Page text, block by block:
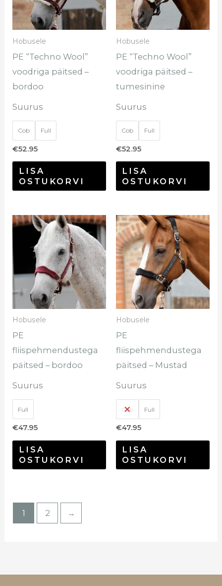
Hobusele
PE “Techno Wool”
voodriga päitsed –
bordoo
Suurus
Cob Full
€52.95
LISA
OSTUKORVI
varianti.
Valikuid
saab
tootelehel.
Hobusele
PE “Techno Wool”
voodriga päitsed –
tumesinine
Suurus
Cob Full
€52.95
LISA
OSTUKORVI
Hobusele
PE
fliispehmendustega
päitsed – bordoo
Suurus
Full
€47.95
LISA
OSTUKORVI
Sellel
tootel
on
mitu
varianti.
Valikuid
saab
tootelehel.
Hobusele
PE
fliispehmendustega
päitsed – Mustad
Suurus
Cob Full
€47.95
LISA
OSTUKORVI
1 2 →